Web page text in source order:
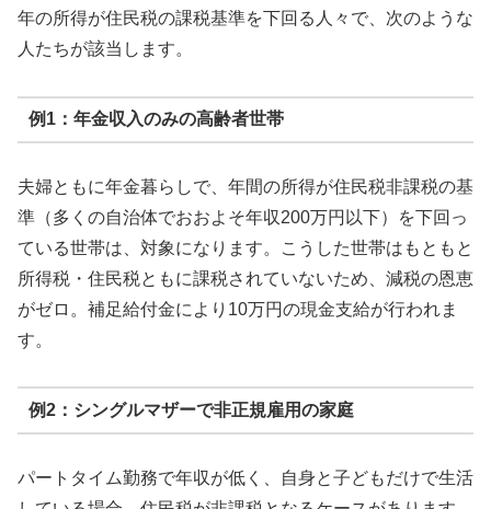
年の所得が住民税の課税基準を下回る人々で、次のような
人たちが該当します。
例1：年金収入のみの高齢者世帯
夫婦ともに年金暮らしで、年間の所得が住民税非課税の基
準（多くの自治体でおおよそ年収200万円以下）を下回っ
ている世帯は、対象になります。こうした世帯はもともと
所得税・住民税ともに課税されていないため、減税の恩恵
がゼロ。補足給付金により10万円の現金支給が行われま
す。
例2：シングルマザーで非正規雇用の家庭
パートタイム勤務で年収が低く、自身と子どもだけで生活